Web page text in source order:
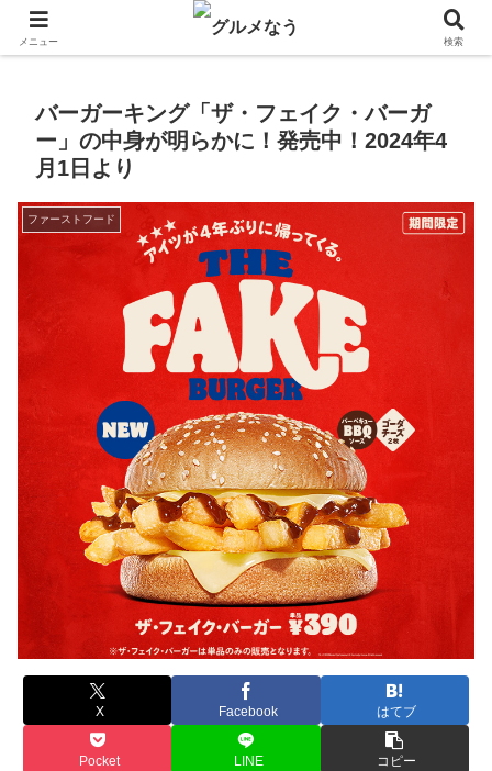
飲食店キャンペーン・食品飲料お菓子新発売のグルメニュース。
バーガーキング「ザ・フェイク・バーガ
ー」の中身が明らかに！発売中！2024年4
月1日より
ファーストフード
X Facebook はてブ
Pocket LINE コピー
メニュー 検索